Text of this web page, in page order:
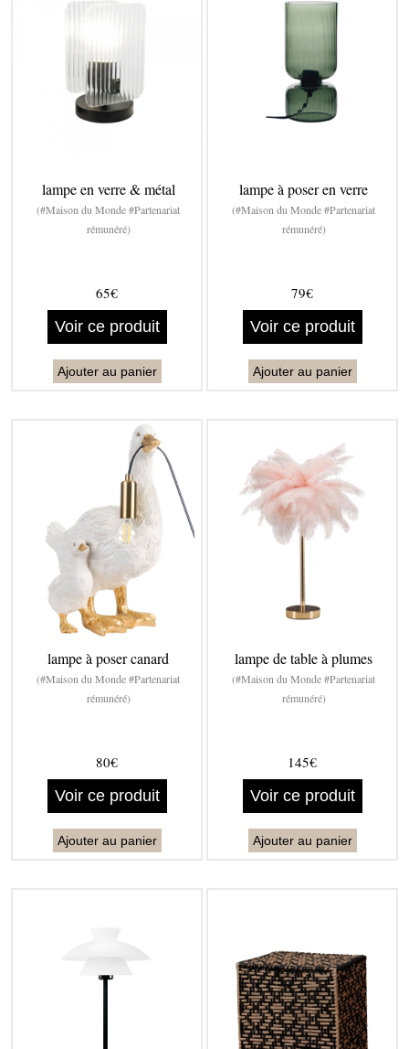
lampe en verre & métal
(#Maison du Monde #Partenariat
rémunéré)
65€
Voir ce produit
Ajouter au panier
lampe à poser en verre
(#Maison du Monde #Partenariat
rémunéré)
79€
Voir ce produit
Ajouter au panier
lampe à poser canard
(#Maison du Monde #Partenariat
rémunéré)
80€
Voir ce produit
Ajouter au panier
lampe de table à plumes
(#Maison du Monde #Partenariat
rémunéré)
145€
Voir ce produit
Ajouter au panier